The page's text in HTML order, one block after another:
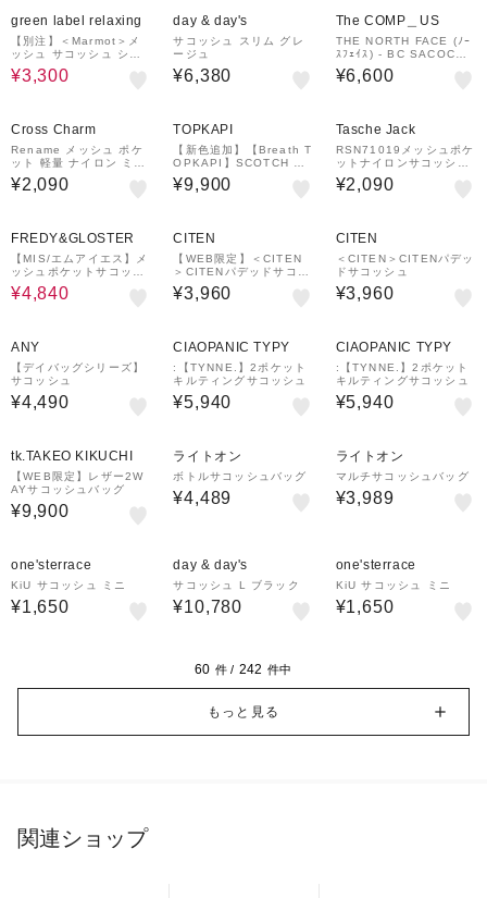
green label relaxing
【別注】＜Marmot＞メ
ッシュ サコッシュ ショ
ルダーバッグ
¥3,300
day & day's
サコッシュ スリム グレ
ージュ
¥6,380
The COMP＿US
THE NORTH FACE (ﾉｰ
ｽﾌｪｲｽ) - BC SACOCHE
(ﾍﾞｰｽｷｬﾝﾌﾟ ｻｺｯｼｭ)
¥6,600
Cross Charm
Rename メッシュ ポケ
ット 軽量 ナイロン ミニ
サコッシュ ショルダーバ
ッグ
¥2,090
TOPKAPI
【新色追加】【Breath T
OPKAPI】SCOTCH GR
AIN スコッチグレイン
ネオレザー サコッシュ
¥9,900
Tasche Jack
RSN71019メッシュポケ
ットナイロンサコッシュ
バッグ [リネーム][Rena
me]
¥2,090
FREDY&GLOSTER
【MIS/エムアイエス】メ
ッシュポケットサコッシ
ュ
¥4,840
CITEN
【WEB限定】＜CITEN
＞CITENパデッドサコッ
シュカラバリ
¥3,960
CITEN
＜CITEN＞CITENパデッ
ドサコッシュ
¥3,960
ANY
【デイバッグシリーズ】
サコッシュ
¥4,490
CIAOPANIC TYPY
:【TYNNE.】2ポケット
キルティングサコッシュ
¥5,940
CIAOPANIC TYPY
:【TYNNE.】2ポケット
キルティングサコッシュ
¥5,940
tk.TAKEO KIKUCHI
【WEB限定】レザー2W
AYサコッシュバッグ
¥9,900
ライトオン
ボトルサコッシュバッグ
¥4,489
ライトオン
マルチサコッシュバッグ
¥3,989
one'sterrace
KiU サコッシュ ミニ
¥1,650
day & day's
サコッシュ L ブラック
¥10,780
one'sterrace
KiU サコッシュ ミニ
¥1,650
60 件 / 242 件中
もっと見る
関連ショップ